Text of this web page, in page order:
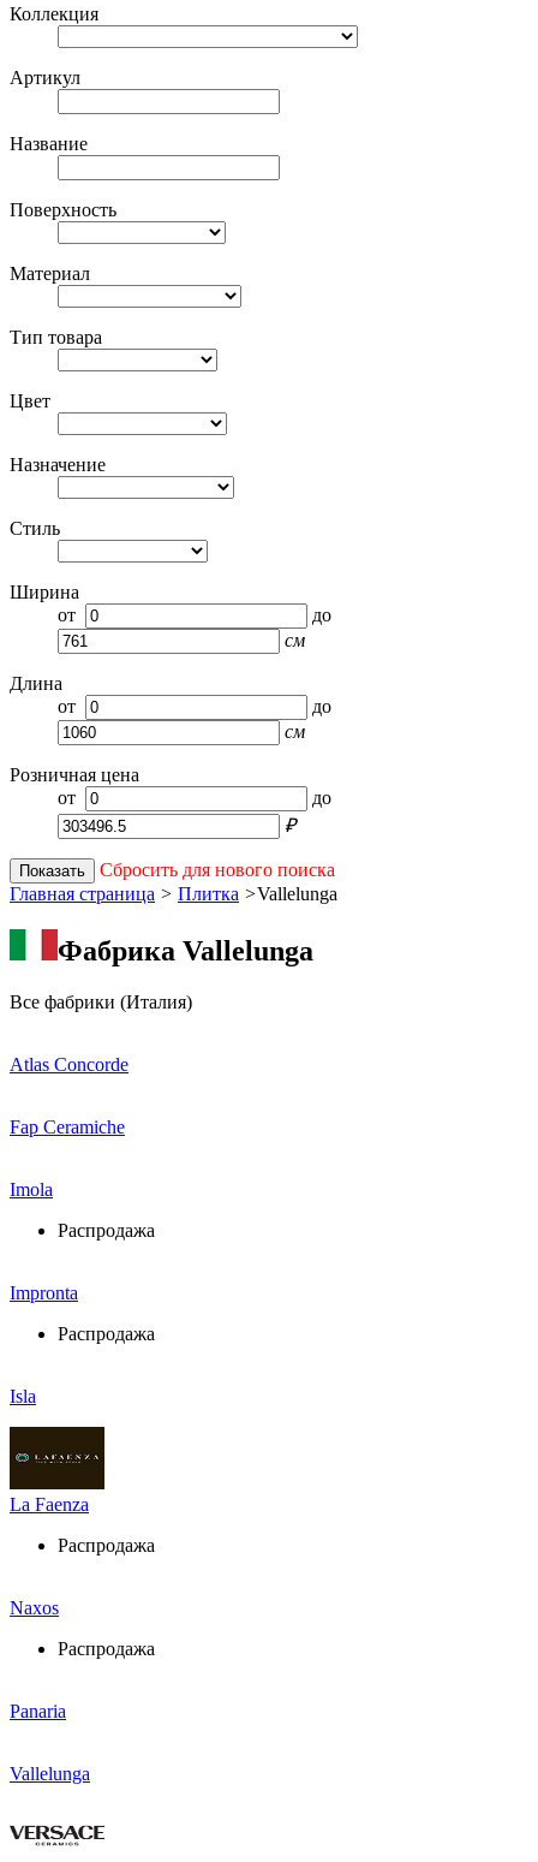
Коллекция
Артикул
Название
Поверхность
Материал
Тип товара
Цвет
Назначение
Стиль
Ширина
от
до
см
Длина
от
до
см
Розничная цена
от
до
₽
Показать
Сбросить для нового поиска
Главная страница > Плитка >Vallelunga
Фабрика Vallelunga
Все фабрики (Италия)
Atlas Concorde
Fap Ceramiche
Imola
Распродажа
Impronta
Распродажа
Isla
La Faenza
Распродажа
Naxos
Распродажа
Panaria
Vallelunga